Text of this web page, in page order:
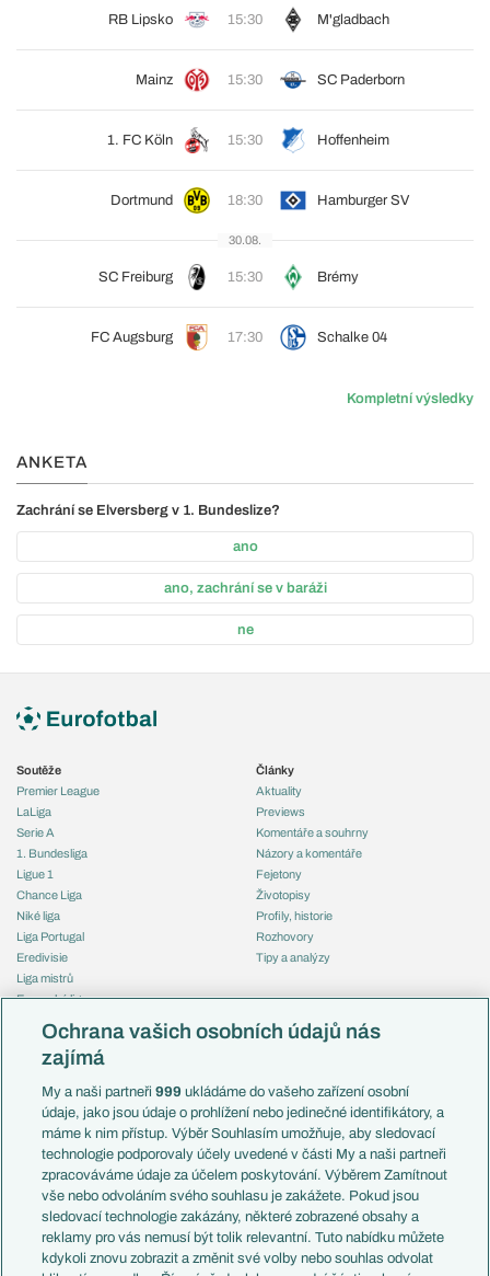
RB Lipsko 15:30 M'gladbach
Mainz 15:30 SC Paderborn
1. FC Köln 15:30 Hoffenheim
Dortmund 18:30 Hamburger SV
30.08.
SC Freiburg 15:30 Brémy
FC Augsburg 17:30 Schalke 04
Kompletní výsledky
ANKETA
Zachrání se Elversberg v 1. Bundeslize?
ano
ano, zachrání se v baráži
ne
Soutěže
Premier League
LaLiga
Serie A
1. Bundesliga
Ligue 1
Chance Liga
Niké liga
Liga Portugal
Eredivisie
Liga mistrů
Evropská liga
Mistrovství světa
Liga národů
Témata
Představení týmů MS
EuroSkauting
PL v kostce
Evropské koeficienty
Přestupy
Přestupové spekulace
Zranění
Články
Aktuality
Previews
Komentáře a souhrny
Názory a komentáře
Fejetony
Životopisy
Profily, historie
Rozhovory
Tipy a analýzy
Česko
Francie
Itálie
Německo
Španělsko
Argentina
Brazílie
Přestupy
Zápasy
Ochrana vašich osobních údajů nás
zajímá
My a naši partneři999 ukládáme do vašeho zařízení osobní
údaje, jako jsou údaje o prohlížení nebo jedinečné identifikátory, a
máme k nim přístup. Výběr Souhlasím umožňuje, aby sledovací
technologie podporovaly účely uvedené v části My a naši partneři
zpracováváme údaje za účelem poskytování. Výběrem Zamítnout
vše nebo odvoláním svého souhlasu je zakážete. Pokud jsou
sledovací technologie zakázány, některé zobrazené obsahy a
reklamy pro vás nemusí být tolik relevantní. Tuto nabídku můžete
kdykoli znovu zobrazit a změnit své volby nebo souhlas odvolat